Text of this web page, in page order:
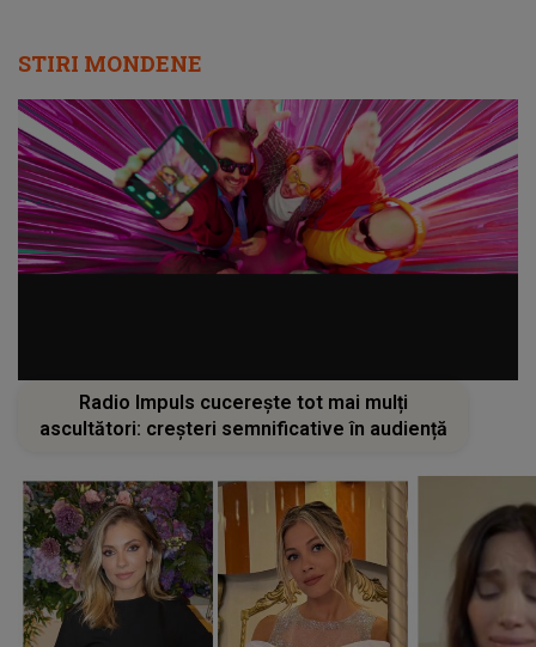
STIRI MONDENE
Radio Impuls cucerește tot mai mulți
ascultători: creșteri semnificative în audiență